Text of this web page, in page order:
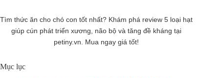
Tìm thức ăn cho chó con tốt nhất? Khám phá review 5 loại hạt
giúp cún phát triển xương, não bộ và tăng đề kháng tại
petiny.vn. Mua ngay giá tốt!
Mục lục